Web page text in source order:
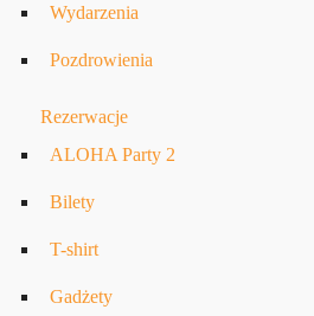
Wydarzenia
Pozdrowienia
Rezerwacje
ALOHA Party 2
Bilety
T-shirt
Gadżety